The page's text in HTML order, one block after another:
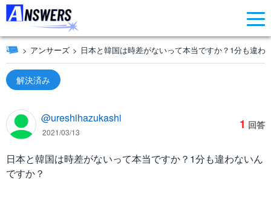
アンサーズ 日本と韓国は時差がないって本当ですか？1分も違わ
解決済み
@ureshihazukashi
2021/03/13
1 回答
日本と韓国は時差がないって本当ですか？1分も違わないん
ですか？